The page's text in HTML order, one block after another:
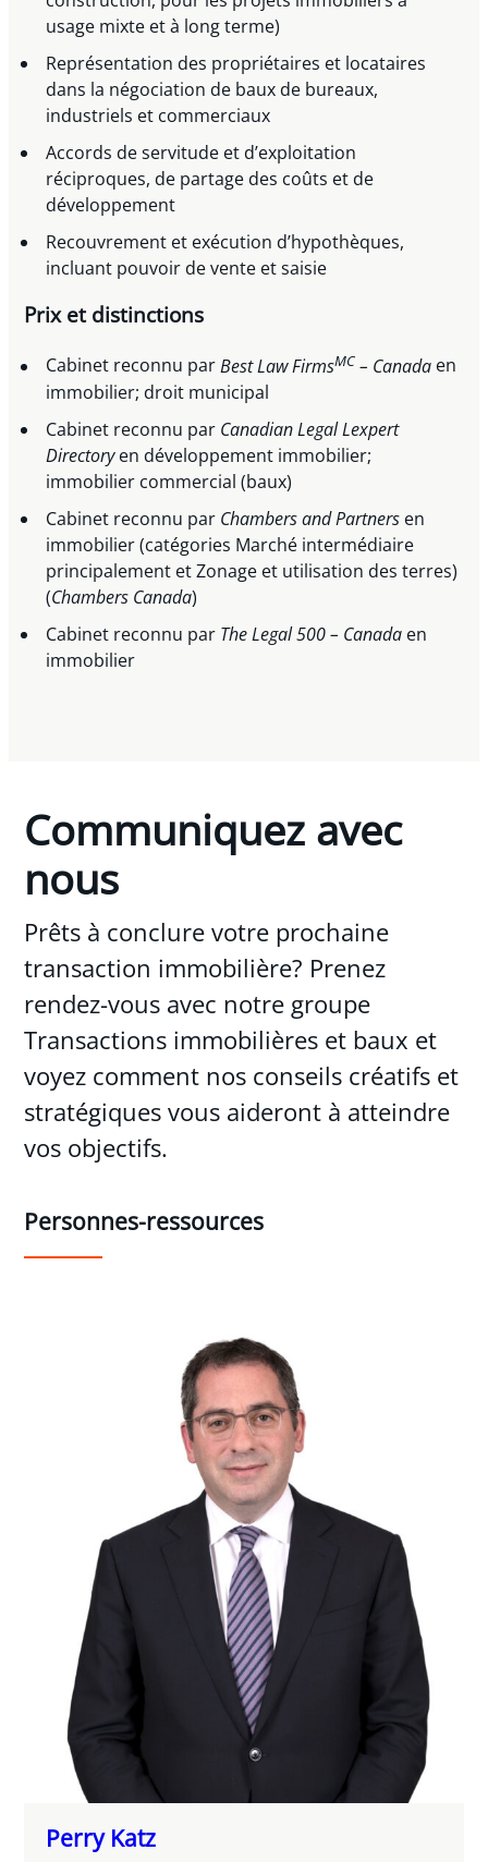
usage mixte et à long terme)
Représentation des propriétaires et locataires
dans la négociation de baux de bureaux,
industriels et commerciaux
Accords de servitude et d’exploitation
réciproques, de partage des coûts et de
développement
Recouvrement et exécution d’hypothèques,
incluant pouvoir de vente et saisie
Prix et distinctions
Cabinet reconnu parBest Law FirmsMC – Canada en
immobilier; droit municipal
Cabinet reconnu par Canadian Legal Lexpert
Directoryen développement immobilier;
immobilier commercial (baux)
Cabinet reconnu par Chambers and Partners en
immobilier (catégories Marché intermédiaire
principalement et Zonage et utilisation des terres)
(Chambers Canada)
Cabinet reconnu par The Legal 500 – Canada en
immobilier
Communiquez avec
nous
Prêts à conclure votre prochaine
transaction immobilière? Prenez
rendez-vous avec notre groupe
Transactions immobilières et baux et
voyez comment nos conseils créatifs et
stratégiques vous aideront à atteindre
vos objectifs.
Personnes-ressources
Perry Katz